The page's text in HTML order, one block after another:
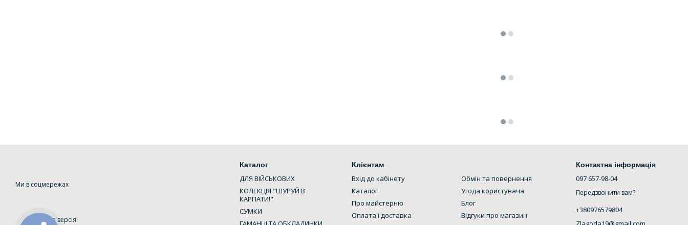
Ми в соцмережах
Мобільна версія
Каталог
ДЛЯ ВІЙСЬКОВИХ
КОЛЕКЦІЯ "ШУРУЙ В
КАРПАТИ!"
СУМКИ
Клієнтам
Вхід до кабінету
Каталог
Про майстерню
Оплата і доставка
Обмін та повернення
Угода користувача
Блог
Відгуки про магазин
Контактна інформація
097 657-98-04
Передзвонити вам?
+380976579804